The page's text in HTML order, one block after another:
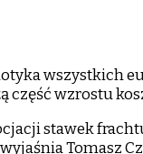
część wzrostu
stawek
Tomasz